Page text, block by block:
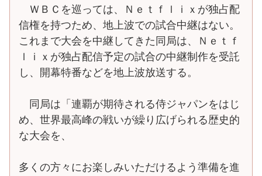
ＷＢＣを巡っては、Ｎｅｔｆｌｉｘが独占配
信権を持つため、地上波での試合中継はない。
これまで大会を中継してきた同局は、Ｎｅｔｆ
ｌｉｘが独占配信予定の試合の中継制作を受託
し、開幕特番などを地上波放送する。
同局は「連覇が期待される侍ジャパンをはじ
め、世界最高峰の戦いが繰り広げられる歴史的
な大会を、
多くの方々にお楽しみいただけるよう準備を進